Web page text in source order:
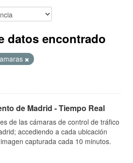
datos encontrado
de Madrid - Tiempo Real
de las cámaras de control de tráfico
accediendo a cada ubicación
capturada cada 10 minutos.